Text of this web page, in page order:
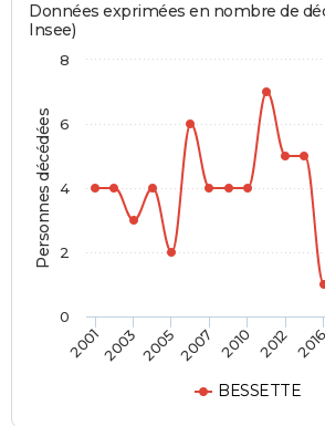
Personnes décédées
Données exprimées en nombre de
Insee)
BESSETTE
2001200320052007 2010 2012 2016
0
2
4
6
8